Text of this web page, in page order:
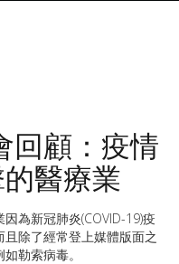
回顧：疫情
醫療業
為新冠肺炎(COVID-19)疫
除了經常登上媒體版面之
勒索病毒。